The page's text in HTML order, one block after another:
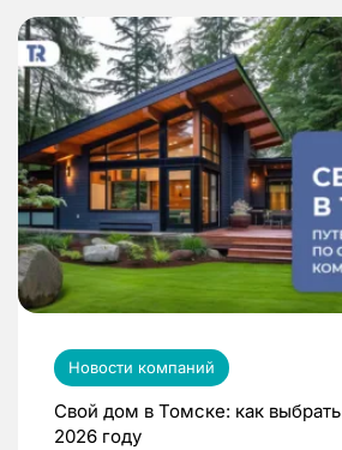
Новости компаний
Свой дом в Томске: как
2026 году